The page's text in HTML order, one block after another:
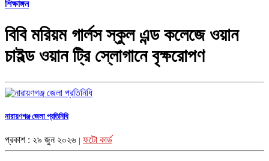
শিক্ষাঙ্গন
বিবি মরিয়ম গার্লস স্কুল এন্ড কলেজে ওয়ান
চাইল্ড ওয়ান ট্রি স্লোগানে বৃক্ষরোপণ
নারায়ণগঞ্জ জেলা প্রতিনিধি
প্রকাশ : ২৯ জুন ২০২৬ | ফটো কার্ড